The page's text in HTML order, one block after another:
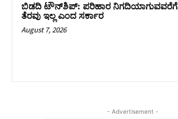
ಬಿಡದಿ ಟೌನ್‌ಶಿಪ್‌: ಪರಿಹಾರ ನಿಗದಿಯಾಗುವವರೆಗೆ
ತೆರವು ಇಲ್ಲ ಎಂದ ಸರ್ಕಾರ
August 7, 2026
- Advertisement -